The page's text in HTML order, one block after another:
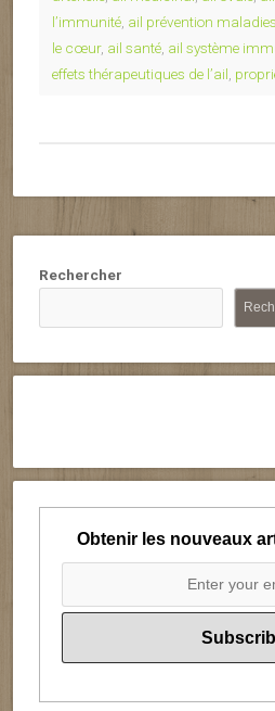
l’immunité ail prévention maladies
le cœur, ail santé ail système
effets thérapeutiques de l’ail
Rechercher
Obtenir les nouveaux